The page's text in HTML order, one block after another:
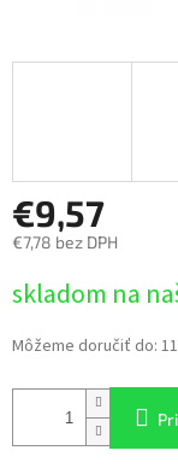
€9,57
€7,78 bez DPH
cena:
skladom na
Môžeme doručiť do: